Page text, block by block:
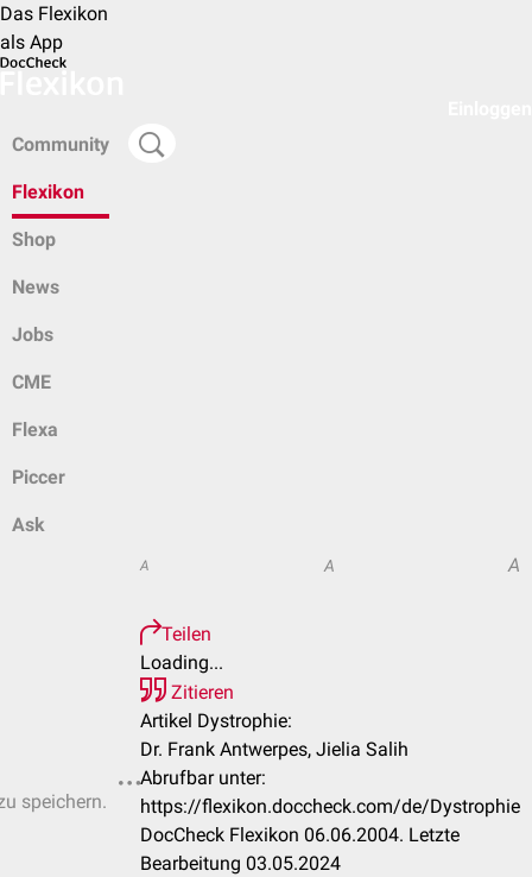
Das Flexikon
als App
Community
Flexikon
Shop
News
Jobs
CME
Flexa
Piccer
Ask
speichern.
A A A
Teilen
Loading...
Zitieren
Artikel Dystrophie:
Dr. Frank Antwerpes, Jielia Salih
Abrufbar unter:
https://flexikon.doccheck.com/de/Dystrophie
DocCheck Flexikon 06.06.2004. Letzte
Bearbeitung 03.05.2024